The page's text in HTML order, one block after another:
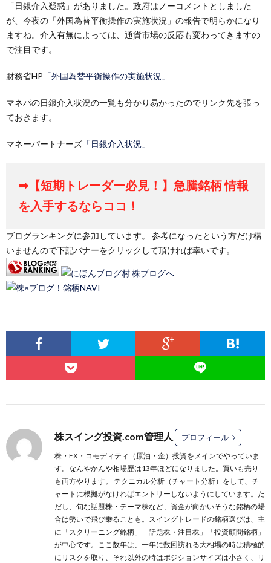
「日銀介入疑惑」がありました。政府はノーコメントとしました
が、今夜の「外国為替平衡操作の実施状況」の報告で明らかになり
ますね。介入有無によっては、通貨市場の反応も変わってきますの
で注目です。
財務省HP 「外国為替平衡操作の実施状況」
マネパの日銀介入状況の一覧も分かり易かったのでリンク先を張っ
ておきます。
マネーパートナーズ 「日銀介入状況」
➡【短期トレーダー必見！】急騰銘柄 情報
を入手するならココ！
ブログランキングに参加しています。 参考になったという方だけ構
いませんので下記バナーをクリックして頂ければ幸いです。
株スイング投資.com管理人 プロフィール
株・FX・コモディティ（原油・金）投資をメインでやっていま
す。なんやかんや相場歴は13年ほどになりました。買いも売り
も両方やります。 テクニカル分析（チャート分析）をして、チ
ャートに根拠がなければエントリーしないようにしています。た
だし、旬な話題株・テーマ株など、資金が向かいそうな銘柄の場
合は勢いで飛び乗ることも。スイングトレードの銘柄選びは、主
に 「スクリーニング銘柄」 「話題株・注目株」
「投資顧問銘柄」
が中心です。ここ数年は、一年に数回訪れる大相場の時は積極的
にリスクを取り、それ以外の時はポジションサイズは小さく、リ